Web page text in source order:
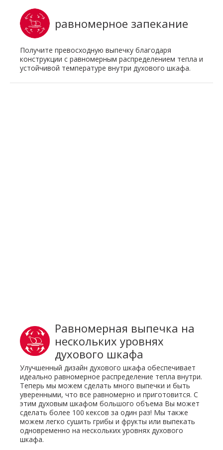
равномерное запекание
Получите превосходную выпечку благодаря
конструкции с равномерным распределением тепла и
устойчивой температуре внутри духового шкафа.
Равномерная выпечка на
нескольких уровнях
духового шкафа
Улучшенный дизайн духового шкафа обеспечивает
идеально равномерное распределение тепла внутри.
Теперь мы можем сделать много выпечки и быть
уверенными, что все равномерно и приготовится. С
этим духовым шкафом большого объема Вы может
сделать более 100 кексов за один раз! Мы также
можем легко сушить грибы и фрукты или выпекать
одновременно на нескольких уровнях духового
шкафа.